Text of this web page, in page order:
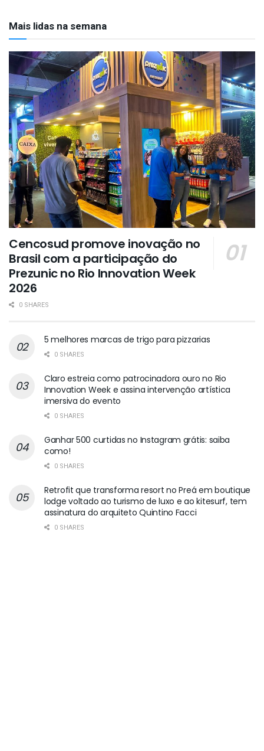
Mais lidas na semana
Cencosud promove inovação no
Brasil com a participação do
Prezunic no Rio Innovation Week
2026
0 SHARES
5 melhores marcas de trigo para pizzarias
0 SHARES
Claro estreia como patrocinadora ouro no Rio
Innovation Week e assina intervenção artística
imersiva do evento
0 SHARES
Ganhar 500 curtidas no Instagram grátis: saiba
como!
0 SHARES
Retrofit que transforma resort no Preá em boutique
lodge voltado ao turismo de luxo e ao kitesurf, tem
assinatura do arquiteto Quintino Facci
0 SHARES